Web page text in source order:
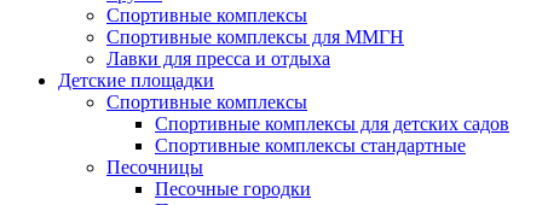
Спортивные комплексы
Спортивные комплексы для ММГН
Лавки для пресса и отдыха
Детские площадки
Спортивные комплексы
Спортивные комплексы для детских садов
Спортивные комплексы стандартные
Песочницы
Песочные городки